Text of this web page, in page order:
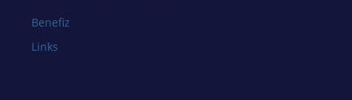
Benefiz
Links